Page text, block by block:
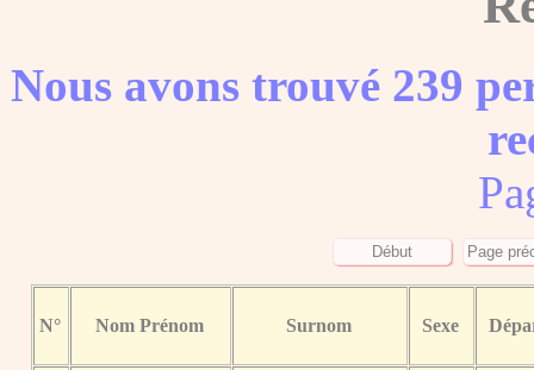
Nous avons trouvé 239
N° Nom Prénom Surnom Sexe